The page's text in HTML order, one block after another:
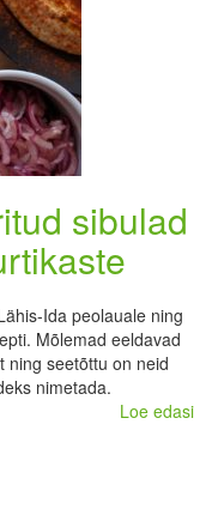
sibulad
Ida peolauale ning
Mõlemad eeldavad
ning seetõttu on neid
nimetada.
Loe edasi